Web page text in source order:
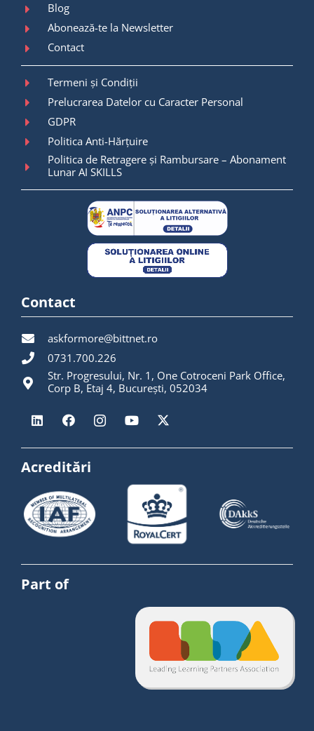
Blog
Abonează-te la Newsletter
Contact
Termeni și Condiții
Prelucrarea Datelor cu Caracter Personal
GDPR
Politica Anti-Hărțuire
Politica de Retragere și Rambursare – Abonament
Lunar AI SKILLS
Contact
askformore@bittnet.ro
0731.700.226
Str. Progresului, Nr. 1, One Cotroceni Park Office,
Corp B, Etaj 4, București, 052034
Acreditări
Part of